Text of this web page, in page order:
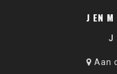
J EN M
J
Aan